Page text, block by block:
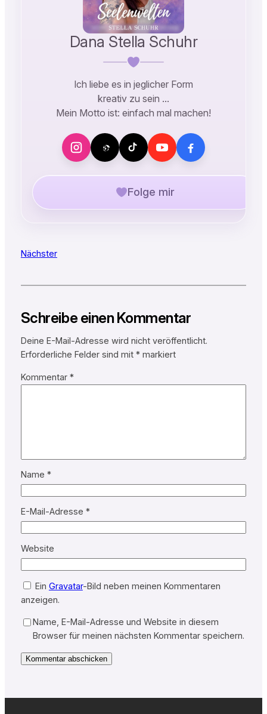
Dana Stella Schuhr
Ich liebe es in jeglicher Form
kreativ zu sein …
Mein Motto ist: einfach mal machen!
Folge mir
Nächster
Schreibe einen Kommentar
Deine E-Mail-Adresse wird nicht veröffentlicht.
Erforderliche Felder sind mit *markiert
Kommentar *
Name *
E-Mail-Adresse *
Website
Ein Gravatar-Bild neben meinen Kommentaren
anzeigen.
Name, E-Mail-Adresse und Website in diesem
Browser für meinen nächsten Kommentar speichern.